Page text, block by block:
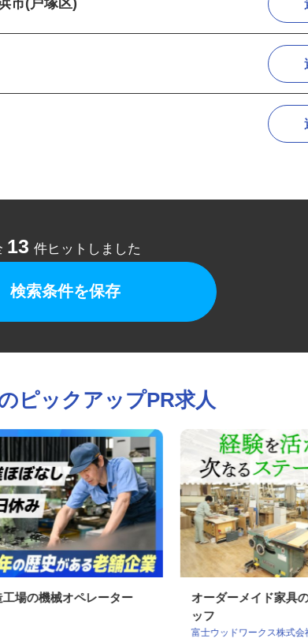
市(戸塚区)
13件ヒットしました
検索条件を保存
ピックアップPR求人
オーダーメイド家
ッフ